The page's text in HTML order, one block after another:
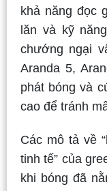
khả năng đọc
lăn và kỹ
chướng ngại
Aranda 5,
phát bóng và
cao để tránh
Các mô tả về
tinh tế” của
khi bóng đã